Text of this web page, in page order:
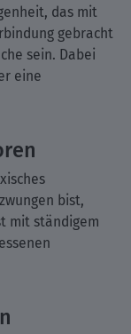
das mit
gebracht
sein. Dabei
eine
bist,
mit ständigem